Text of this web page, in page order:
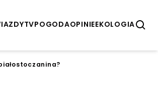
TVPOGODAOPINIEEKOLOGIA